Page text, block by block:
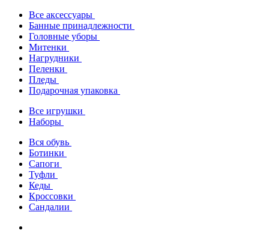
Все аксессуары
Банные принадлежности
Головные уборы
Митенки
Нагрудники
Пеленки
Пледы
Подарочная упаковка
Все игрушки
Наборы
Вся обувь
Ботинки
Сапоги
Туфли
Кеды
Кроссовки
Сандалии